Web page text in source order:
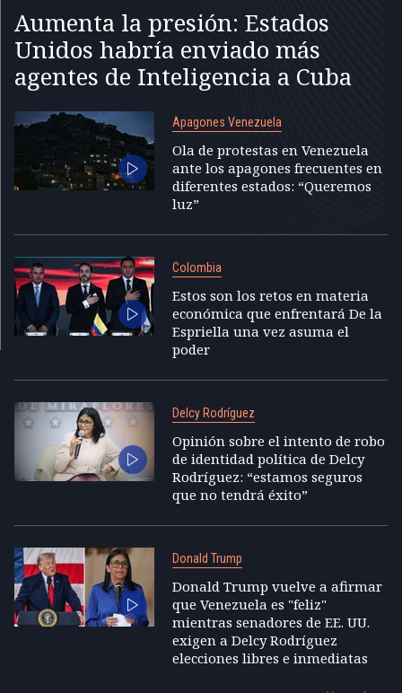
Aumenta la presión: Estados
Unidos habría enviado más
agentes de Inteligencia a Cuba
Apagones Venezuela
Ola de protestas en Venezuela
ante los apagones frecuentes en
diferentes estados: “Queremos
luz”
Colombia
Estos son los retos en materia
económica que enfrentará De la
Espriella una vez asuma el
poder
Delcy Rodríguez
Opinión sobre el intento de robo
de identidad política de Delcy
Rodríguez: “estamos seguros
que no tendrá éxito”
Donald Trump
Donald Trump vuelve a afirmar
que Venezuela es "feliz"
mientras senadores de EE. UU.
exigen a Delcy Rodríguez
elecciones libres e inmediatas